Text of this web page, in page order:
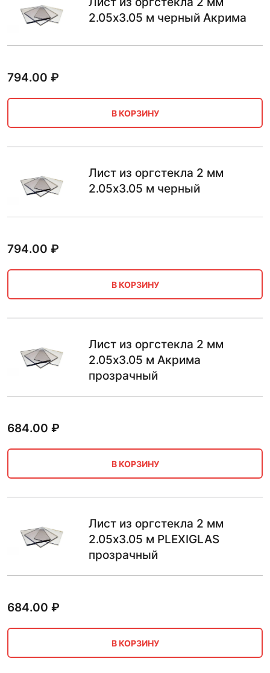
2.05х3.05 м черный Акрима
794.00 ₽
В КОРЗИНУ
Лист из оргстекла 2 мм
2.05х3.05 м черный
794.00 ₽
В КОРЗИНУ
Лист из оргстекла 2 мм
2.05х3.05 м Акрима
прозрачный
684.00 ₽
В КОРЗИНУ
Лист из оргстекла 2 мм
2.05х3.05 м PLEXIGLAS
прозрачный
684.00 ₽
В КОРЗИНУ